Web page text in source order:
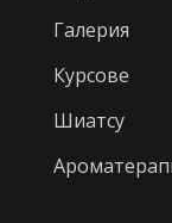
Галерия
Курсове
Шиатсу